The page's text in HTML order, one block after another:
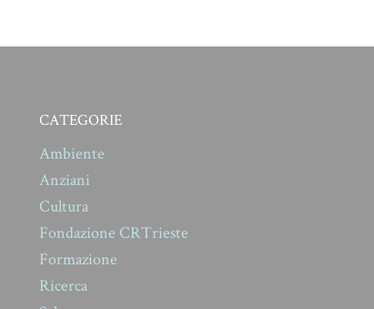
CATEGORIE
Ambiente
Anziani
Cultura
Fondazione CRTrieste
Formazione
Ricerca